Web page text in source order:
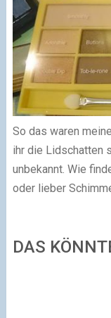
So das waren
ihr die Lidschatten
unbekannt. Wie
oder lieber
DAS